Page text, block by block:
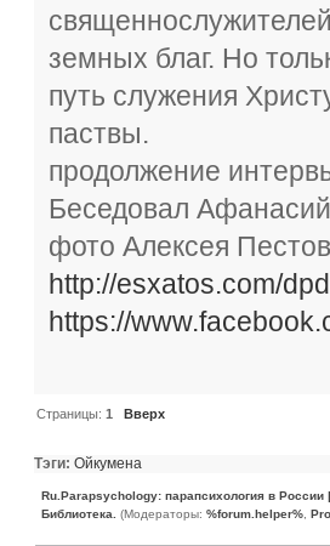
земных благ. Но
путь служения
паствы.
продолжение
Беседовал
фото Алексея
http://esxatos.com/
https://
Страницы:1 Вверх
Тэги: Ойкумена
Ru.Parapsychology: парапсихология в
Библиотека. (Модераторы: %forum.helper%,